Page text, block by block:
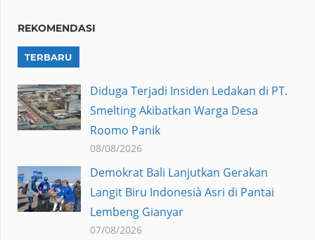
REKOMENDASI
TERBARU
Diduga Terjadi Insiden Ledakan di PT.
Smelting Akibatkan Warga Desa
Roomo Panik
08/08/2026
Demokrat Bali Lanjutkan Gerakan
Langit Biru Indonesià Asri di Pantai
Lembeng Gianyar
07/08/2026